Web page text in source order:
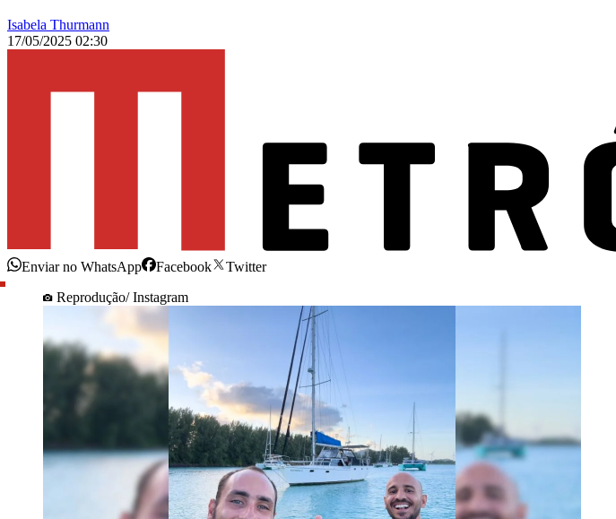
Isabela Thurmann
17/05/2025 02:30
Enviar no WhatsApp Facebook
Twitter
Reprodução/ Instagram